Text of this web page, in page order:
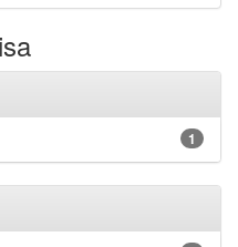
1